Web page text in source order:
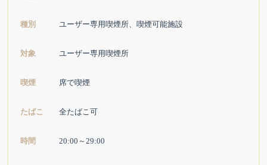
種別 ユーザー専用喫煙所、喫煙可能施設
対象 ユーザー専用喫煙所
喫煙 席で喫煙
たばこ 全たばこ可
時間 20:00～29:00